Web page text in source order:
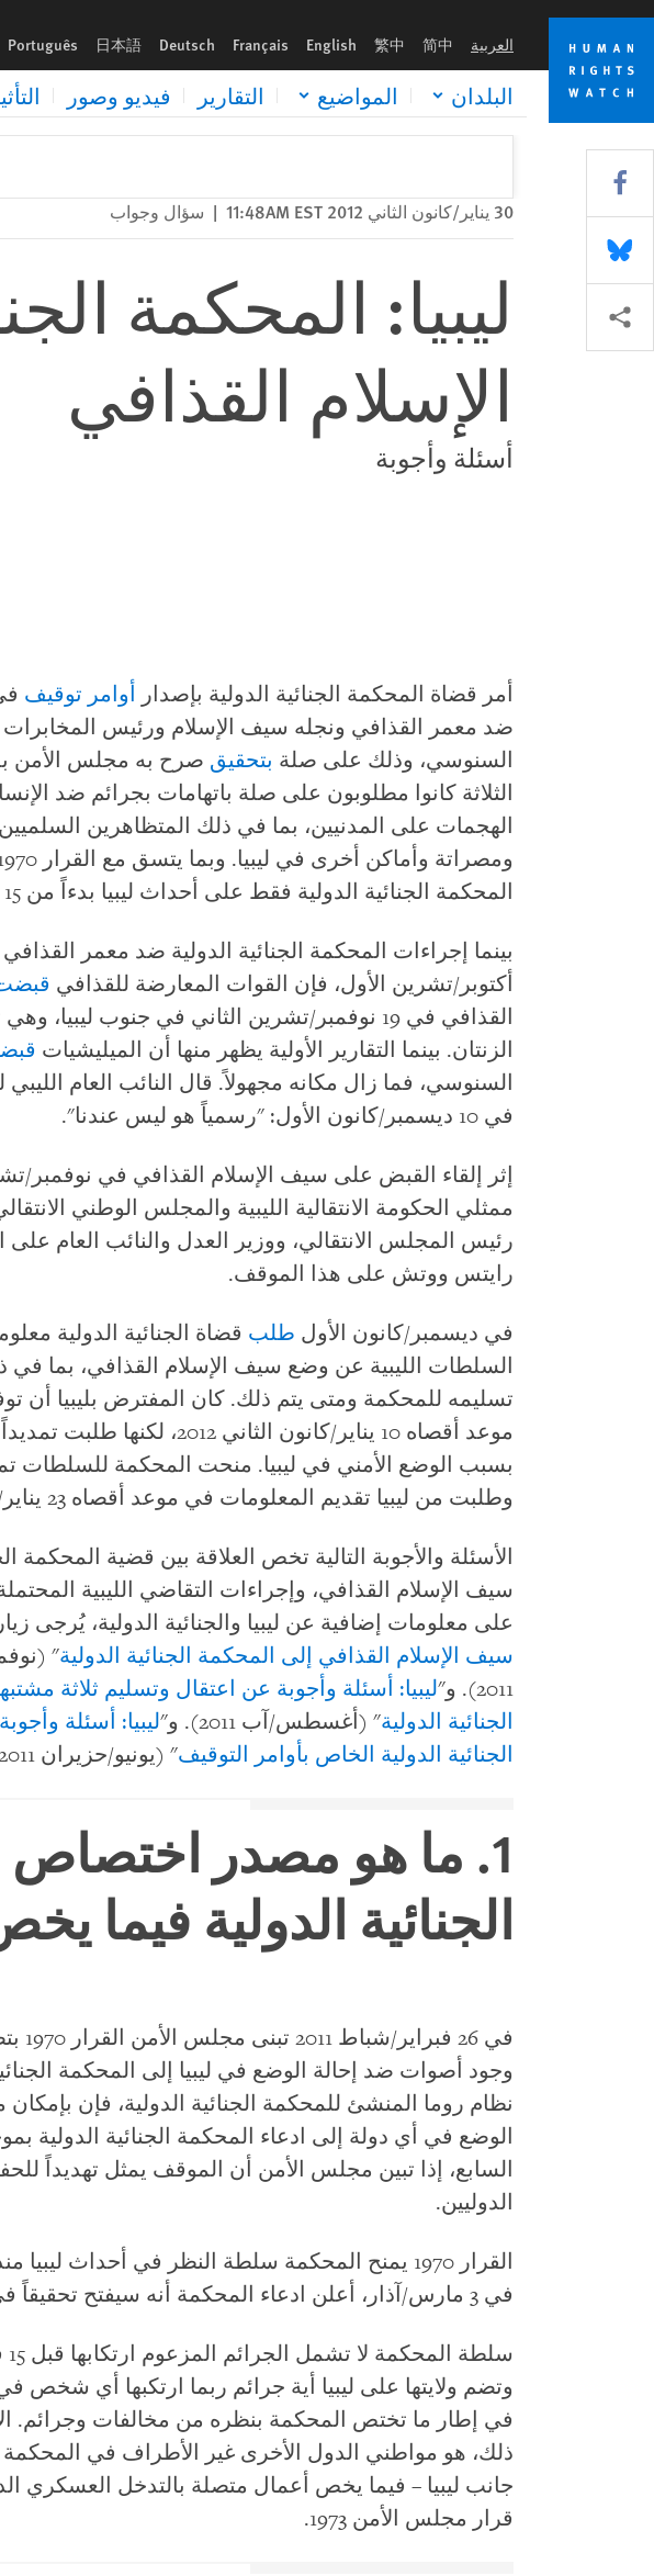
Skip
cookie
privacy
notice
Skip
main
content
العربية 简中
繁中
English
Français
Deutsch
日本語
Português
البلدان المواضيع التقارير فيديو وصور
30 يناير/كانون الثاني 2012 11:48AM EST | سؤال وجواب
ليبيا: المحكمة
الإسلام القذافي
أسئلة وأجوبة
أمر قضاة المحكمة الجنائية الدولية بإصدار أوامر توقيف
ضد معمر القذافي ونجله سيف الإسلام ورئيس المخابرات
السنوسي، وذلك على صلة بتحقيق صرح به مجلس الأمن
الثلاثة كانوا مطلوبون على صلة باتهامات بجرائم ضد
الهجمات على المدنيين، بما في ذلك المتظاهرين
المحكمة الجنائية الدولية فقط على أحداث ليبيا بدءاً من 15 فبراير/شباط 2011.
أكتوبر/تشرين الأول، فإن القوات المعارضة للقذافي
القذافي في 19 نوفمبر/تشرين الثاني في جنوب
الزنتان. بينما التقارير الأولية يظهر منها أن الميليشيات
السنوسي، فما زال مكانه مجهولاً. قال النائب العام
في 10 ديسمبر/كانون الأول: "رسمياً هو ليس عندنا".
إثر إلقاء القبض على سيف الإسلام القذافي في نوفمبر/
ممثلي الحكومة الانتقالية الليبية والمجلس الوطني
رئيس المجلس الانتقالي، ووزير العدل والنائب العام على
رايتس ووتش على هذا الموقف.
في ديسمبر/كانون الأول طلب قضاة الجنائية الدولية
السلطات الليبية عن وضع سيف الإسلام القذافي، بما في
تسليمه للمحكمة ومتى يتم ذلك. كان المفترض بليبيا أن
موعد أقصاه 10 يناير/كانون الثاني
بسبب الوضع الأمني في ليبيا. منحت المحكمة للسلطات
وطلبت من ليبيا تقديم المعلومات في موعد أقصاه 23 يناير/كانون الثاني.
الأسئلة والأجوبة التالية تخص العلاقة بين قضية المحكمة
سيف الإسلام القذافي، وإجراءات التقاضي الليبية
على معلومات إضافية عن ليبيا والجنائية الدولية، يُرجى
سيف الإسلام القذافي إلى المحكمة الجنائية الدولية"
2011). و"
ليبيا: أسئلة وأجوبة عن اعتقال وتسليم ثلاثة
الجنائية الدولية" (أغسطس/آب 2011). و"
ليبيا: أسئلة
الجنائية الدولية الخاص بأوامر التوقيف" (يونيو/حزيران 2011).
1. ما هو مصدر اختصاص
الجنائية الدولية فيما
وجود أصوات ضد إحالة الوضع في ليبيا إلى المحكمة
نظام روما المنشئ للمحكمة الجنائية الدولية، فإن
الوضع في أي دولة إلى ادعاء المحكمة الجنائية الدولية
السابع، إذا تبين مجلس الأمن أن الموقف يمثل تهديداً
الدوليين.
في 3 مارس/آذار، أعلن ادعاء المحكمة أنه سيفتح تحقيقاً في الوضع في ليبيا.
وتضم ولايتها على ليبيا أية جرائم ربما ارتكبها أي شخص في
في إطار ما تختص المحكمة بنظره من مخالفات وجرائم.
ذلك، هو مواطني الدول الأخرى غير الأطراف في المحكمة
جانب ليبيا – فيما يخص أعمال متصلة بالتدخل العسكري
قرار مجلس الأمن 1973.
Share this via Facebook
Share this via Bluesky
Share this via مشاركة